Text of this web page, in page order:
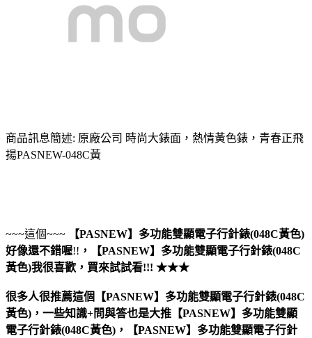
商品訊息簡述: 原廠公司 時尚大錶面，熱情黃色錶，青春正飛
揚PASNEW-048C黃
~~~這個~~~
【PASNEW】多功能雙顯電子行針錶(048C黃色)
好像還不錯喔!! ，
【PASNEW】多功能雙顯電子行針錶(048C
黃色)我很喜歡，買來試試看!!! ★★★
很多人很推薦這個【PASNEW】多功能雙顯電子行針錶(048C
黃色)，一些知識+問與答也是大推【PASNEW】多功能雙顯
電子行針錶(048C黃色)，【PASNEW】多功能雙顯電子行針